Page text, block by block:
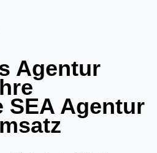
Agentur
SEA Agentur